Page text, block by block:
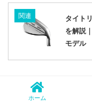
関連
タイト
を解説
モデル
関連
キャロ
ホーム